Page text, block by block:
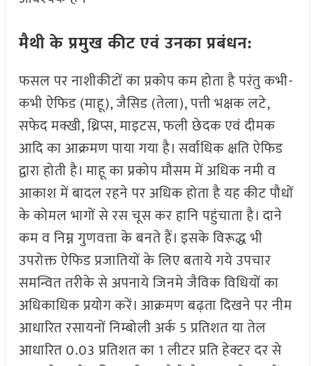
मैथी के प्रमुख कीट एवं उनका प्रबंधन:
फसल पर नाशीकीटों का प्रकोप कम होता है परंतु कभी-
कभी ऐफिड (माहू), जैसिड (तेला), पत्ती भक्षक लटे,
सफेद मक्खी, थ्रिप्स, माइटस, फली छेदक एवं दीमक
आदि का आक्रमण पाया गया है। सर्वाधिक क्षति ऐफिड
द्वारा होती है। माहू का प्रकोप मौसम में अधिक नमी व
आकाश में बादल रहने पर अधिक होता है यह कीट पौधों
के कोमल भागों से रस चूस कर हानि पहुंचाता है। दाने
कम व निम्न गुणवत्ता के बनते हैं। इसके विरूद्ध भी
उपरोक्त ऐफिड प्रजातियों के लिए बताये गये उपचार
समन्वित तरीके से अपनाये जिनमे जैविक विधियों का
अधिकाधिक प्रयोग करें। आक्रमण बढ़ता दिखने पर नीम
आधारित रसायनों निम्बोली अर्क 5 प्रतिशत या तेल
आधारित 0.03 प्रतिशत का 1 लीटर प्रति हेक्टर दर से